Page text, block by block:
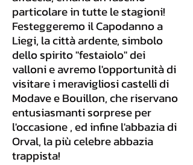
particolare in tutte le stagioni!
Festeggeremo il Capodanno a
Liegi, la città ardente, simbolo
dello spirito "festaiolo" dei
valloni e avremo l'opportunità di
visitare i meravigliosi castelli di
Modave e Bouillon, che riservano
entusiasmanti sorprese per
l'occasione , ed infine l'abbazia di
Orval, la più celebre abbazia
trappista!